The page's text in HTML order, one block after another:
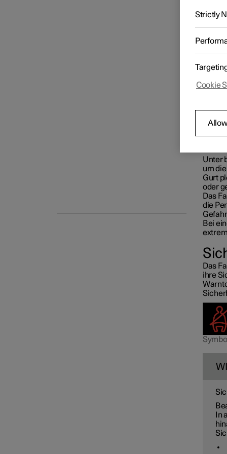
Unter
um
Gurt
oder
Das
die
Bei
Das
ihre
In
Strictly
Cookie